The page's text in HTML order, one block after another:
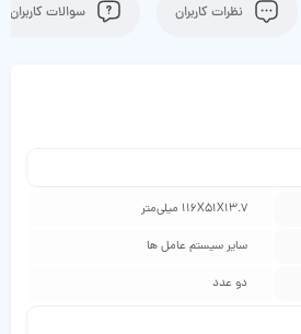
نظرات کاربران سوالات کاربران
116X51X13.7 میلی‌متر
سایر سیستم عامل ها
دو عدد